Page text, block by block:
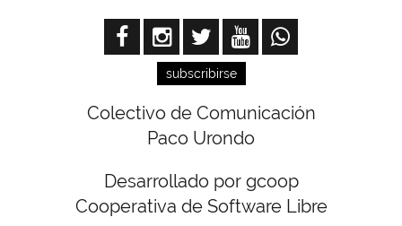
subscribirse
Colectivo de Comunicación
Paco Urondo
Desarrollado por gcoop
Cooperativa de Software Libre